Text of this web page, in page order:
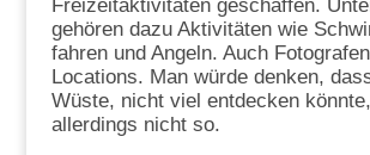
Freizeitaktivitäten geschaffen.
gehören dazu Aktivitäten wie
fahren und Angeln. Auch
Locations. Man würde denken,
Wüste, nicht viel entdecken
allerdings nicht so.